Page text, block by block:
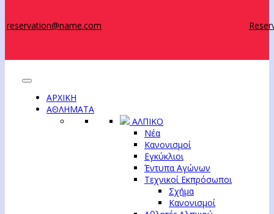
reservation@name.com
ΑΡΧΙΚΗ
ΑΘΛΗΜΑΤΑ
ΑΛΠΙΚΟ
Νέα
Κανονισμοί
Εγκύκλιοι
Έντυπα Αγώνων
Τεχνικοί Εκπρόσωποι
Σχήμα
Κανονισμοί